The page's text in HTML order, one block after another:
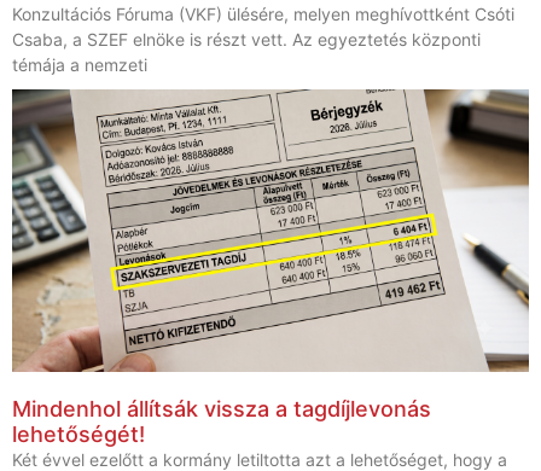
Konzultációs Fóruma (VKF) ülésére, melyen meghívottként Csóti
Csaba, a SZEF elnöke is részt vett. Az egyeztetés központi
témája a nemzeti
Mindenhol állítsák vissza a tagdíjlevonás
lehetőségét!
Két évvel ezelőtt a kormány letiltotta azt a lehetőséget, hogy a